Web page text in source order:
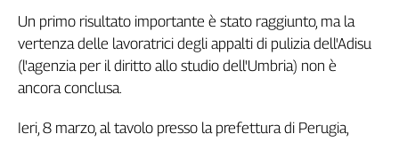
Filcams
Filctem
Fillea
Filt
Fiom
Un primo risultato importante è stato raggiunto, ma la
vertenza delle lavoratrici degli appalti di pulizia dell'Adisu
(l'agenzia per il diritto allo studio dell'Umbria) non è
ancora conclusa.
Ieri, 8 marzo, al tavolo presso la prefettura di Perugia,